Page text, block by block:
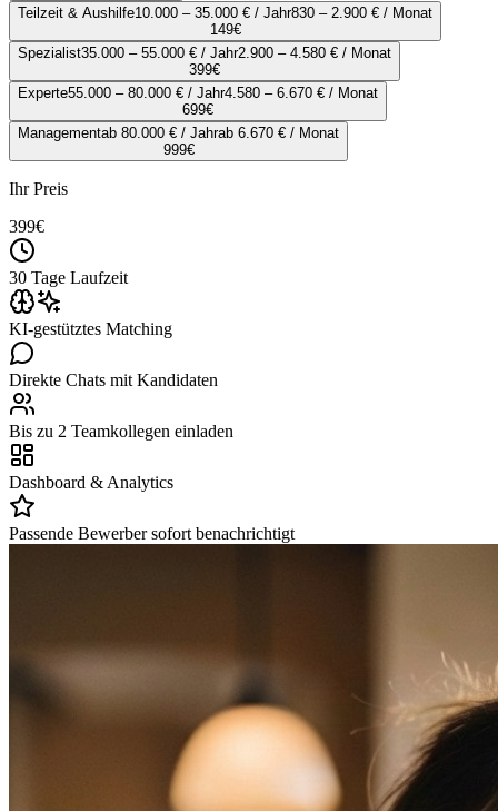
Teilzeit & Aushilfe10.000 – 35.000 € / Jahr830 – 2.900 € / Monat
149€
Spezialist35.000 – 55.000 € / Jahr2.900 – 4.580 € / Monat
399€
Experte55.000 – 80.000 € / Jahr4.580 – 6.670 € / Monat
699€
Managementab 80.000 € / Jahrab 6.670 € / Monat
999€
Ihr Preis
399€
30 Tage Laufzeit
KI-gestütztes Matching
Direkte Chats mit Kandidaten
Bis zu 2 Teamkollegen einladen
Dashboard & Analytics
Passende Bewerber sofort benachrichtigt